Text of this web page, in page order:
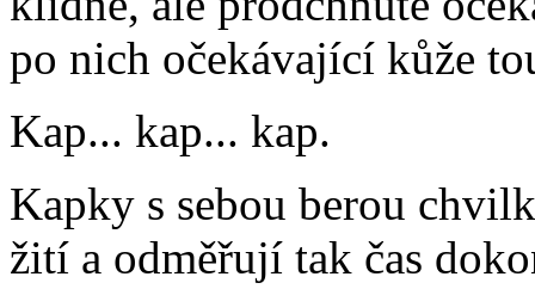
po nich očekávající kůže
Kap... kap... kap.
Kapky s sebou berou
žití a odměřují tak čas